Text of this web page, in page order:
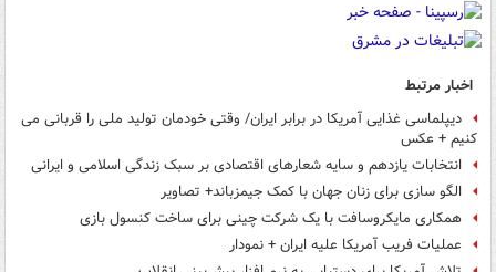
اخبار مرتبط
دیپلماسی غذایی آمریکا در برابر ایران/ وقتی خودمان تولید ملی را قربانی می
کنیم + عکس
انتخابات یازدهم و سایه شعارهای اقتصادی بر سبک زندگی اسلامی و ایرانی
الگو سازی برای زنان جهان با کمک جیمزباند+ تصاویر
همکاری مایکروسافت با یک شرکت چینی برای ساخت کنسول بازی
عملیات فریب آمریکا علیه ایران + نمودار